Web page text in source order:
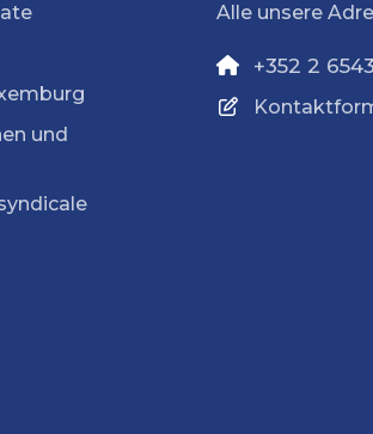
und
Alle unsere
+352 2